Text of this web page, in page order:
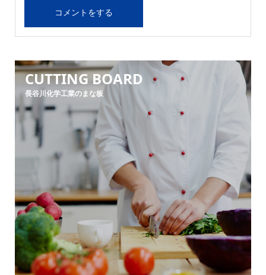
CUTTING BOARD
長谷川化学工業のまな板